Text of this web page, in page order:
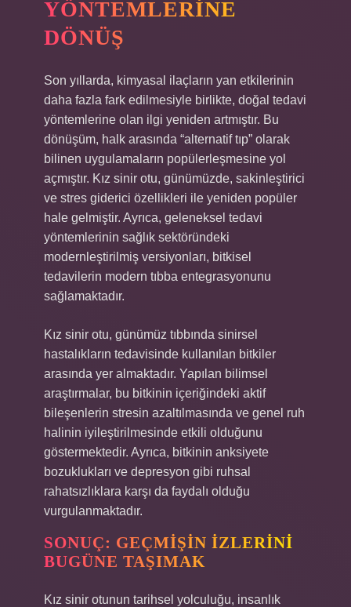
YÖNTEMLERINE
DÖNÜŞ
Son yıllarda, kimyasal ilaçların yan etkilerinin
daha fazla fark edilmesiyle birlikte, doğal tedavi
yöntemlerine olan ilgi yeniden artmıştır. Bu
dönüşüm, halk arasında “alternatif tıp” olarak
bilinen uygulamaların popülerleşmesine yol
açmıştır. Kız sinir otu, günümüzde, sakinleştirici
ve stres giderici özellikleri ile yeniden popüler
hale gelmiştir. Ayrıca, geleneksel tedavi
yöntemlerinin sağlık sektöründeki
modernleştirilmiş versiyonları, bitkisel
tedavilerin modern tıbba entegrasyonunu
sağlamaktadır.
Kız sinir otu, günümüz tıbbında sinirsel
hastalıkların tedavisinde kullanılan bitkiler
arasında yer almaktadır. Yapılan bilimsel
araştırmalar, bu bitkinin içeriğindeki aktif
bileşenlerin stresin azaltılmasında ve genel ruh
halinin iyileştirilmesinde etkili olduğunu
göstermektedir. Ayrıca, bitkinin anksiyete
bozuklukları ve depresyon gibi ruhsal
rahatsızlıklara karşı da faydalı olduğu
vurgulanmaktadır.
SONUÇ: GEÇMIŞIN İZLERINI
BUGÜNE TAŞIMAK
Kız sinir otunun tarihsel yolculuğu, insanlık